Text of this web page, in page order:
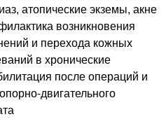
атопические экземы, акне
возникновения
и перехода кожных
в хронические
после операций и
двигательного